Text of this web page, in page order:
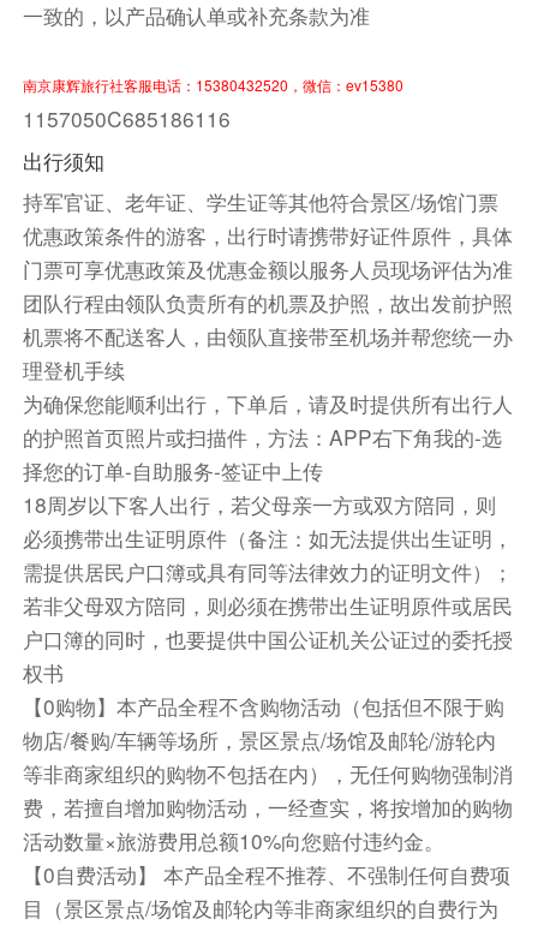
都尽可能保留原貌。南峡谷大规模的壮丽景观以及
工无不感慨万千、流连忘返。
【温馨提示】由于该段车程行驶时间较长，我们会
安排每2小时车程停车休息一次。
披萨餐
之后驱车前往小镇，抵达后入住酒店休息。
团队晚餐
餐饮
早餐：自理
中餐：自理
晚餐：自理
住宿
克拉丽奥酒店-佩奇鲍威尔湖 或 佩奇/鲍威尔湖戴斯套
房酒店
第6天
酒店早餐
时），途径大峡谷起源点-【鲍威尔湖】。随后进
入奇特的狭缝洞穴，世界十大摄影地点之一的羚羊
彩穴，我们跟随纳瓦霍印第安向导进入彩穴。彩穴
岩壁融合了千百年来风和洪流的侵蚀，呈波浪形，
是大自然的抽像画。随后前往【马蹄湾】（游览时
间不少于30分钟），国家地理杂志评选出的美国
十大摄影地点之一！
一致的，以产品确认单或补充条款为准
南京康辉旅行社客服电话：15380432520，微信：ev15380
1157050C685186116
出行须知
持军官证、老年证、学生证等其他符合景区/场馆门票
优惠政策条件的游客，出行时请携带好证件原件，具体
门票可享优惠政策及优惠金额以服务人员现场评估为准
团队行程由领队负责所有的机票及护照，故出发前护照
机票将不配送客人，由领队直接带至机场并帮您统一办
理登机手续
为确保您能顺利出行，下单后，请及时提供所有出行人
的护照首页照片或扫描件，方法：APP右下角我的-选
择您的订单-自助服务-签证中上传
18周岁以下客人出行，若父母亲一方或双方陪同，则
必须携带出生证明原件（备注：如无法提供出生证明，
需提供居民户口簿或具有同等法律效力的证明文件）；
若非父母双方陪同，则必须在携带出生证明原件或居民
户口簿的同时，也要提供中国公证机关公证过的委托授
权书
【0购物】本产品全程不含购物活动（包括但不限于购
物店/餐购/车辆等场所，景区景点/场馆及邮轮/游轮内
等非商家组织的购物不包括在内），无任何购物强制消
费，若擅自增加购物活动，一经查实，将按增加的购物
活动数量×旅游费用总额10%向您赔付违约金。
【0自费活动】 本产品全程不推荐、不强制任何自费项
目（景区景点/场馆及邮轮内等非商家组织的自费行为